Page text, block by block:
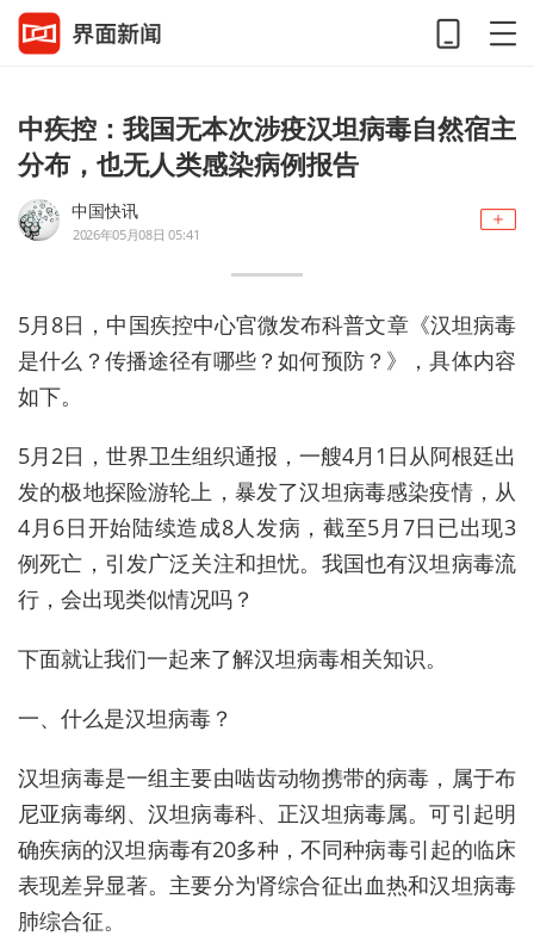
中疾控：我国无本次涉疫汉坦病毒自然宿主
分布，也无人类感染病例报告
中国快讯
2026年05月08日 05:41
5月8日，中国疾控中心官微发布科普文章《汉坦病毒
是什么？传播途径有哪些？如何预防？》，具体内容
如下。
5月2日，世界卫生组织通报，一艘4月1日从阿根廷出
发的极地探险游轮上，暴发了汉坦病毒感染疫情，从
4月6日开始陆续造成8人发病，截至5月7日已出现3
例死亡，引发广泛关注和担忧。我国也有汉坦病毒流
行，会出现类似情况吗？
下面就让我们一起来了解汉坦病毒相关知识。
一、什么是汉坦病毒？
汉坦病毒是一组主要由啮齿动物携带的病毒，属于布
尼亚病毒纲、汉坦病毒科、正汉坦病毒属。可引起明
确疾病的汉坦病毒有20多种，不同种病毒引起的临床
表现差异显著。主要分为肾综合征出血热和汉坦病毒
肺综合征。